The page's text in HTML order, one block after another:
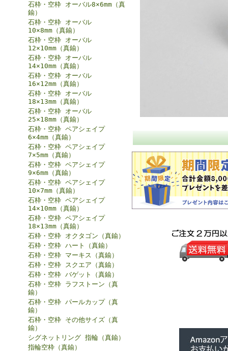
石枠・空枠 オーバル8×6mm（真
鍮）
石枠・空枠 オーバル
10×8mm（真鍮）
石枠・空枠 オーバル
12×10mm（真鍮）
石枠・空枠 オーバル
14×10mm（真鍮）
石枠・空枠 オーバル
16×12mm（真鍮）
石枠・空枠 オーバル
18×13mm（真鍮）
石枠・空枠 オーバル
25×18mm（真鍮）
石枠・空枠 ペアシェイプ
6×4mm（真鍮）
石枠・空枠 ペアシェイプ
7×5mm（真鍮）
石枠・空枠 ペアシェイプ
9×6mm（真鍮）
石枠・空枠 ペアシェイプ
10×7mm（真鍮）
石枠・空枠 ペアシェイプ
14×10mm（真鍮）
石枠・空枠 ペアシェイプ
18×13mm（真鍮）
石枠・空枠 オクタゴン（真鍮）
石枠・空枠 ハート（真鍮）
石枠・空枠 マーキス（真鍮）
石枠・空枠 スクエア（真鍮）
石枠・空枠 バゲット（真鍮）
石枠・空枠 ラフストーン（真
鍮）
石枠・空枠 パールカップ（真
鍮）
石枠・空枠 その他サイズ（真
鍮）
シグネットリング 指輪（真鍮）
指輪空枠（真鍮）